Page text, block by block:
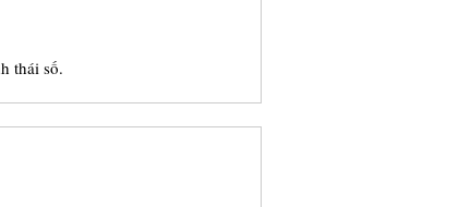
thái số.